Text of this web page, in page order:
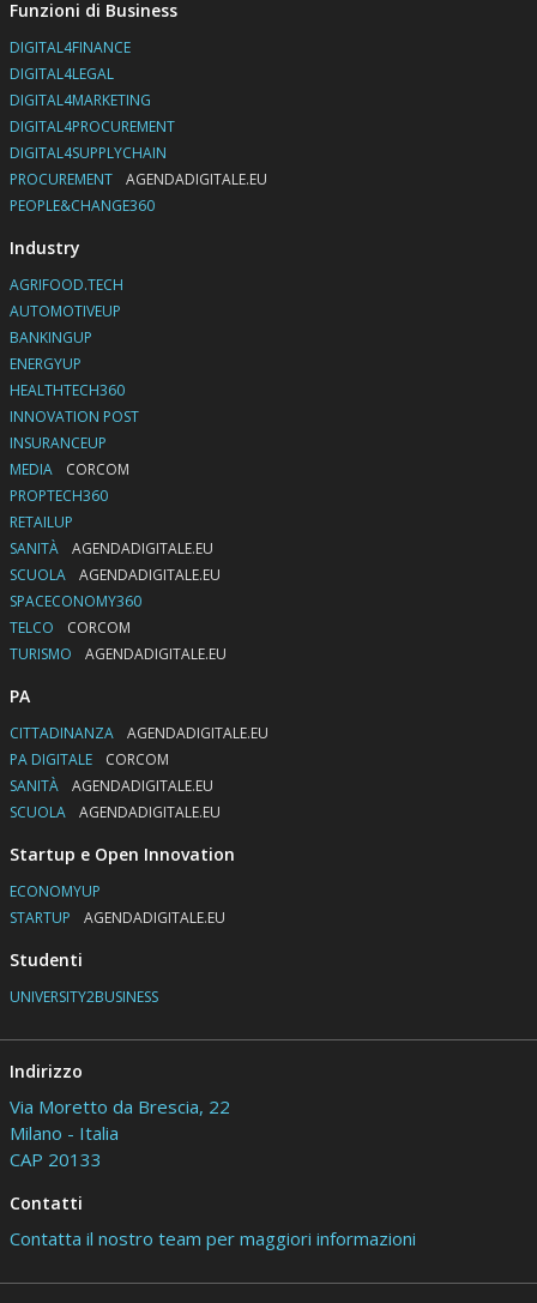
Funzioni di Business
DIGITAL4FINANCE
DIGITAL4LEGAL
DIGITAL4MARKETING
DIGITAL4PROCUREMENT
DIGITAL4SUPPLYCHAIN
PROCUREMENT
AGENDADIGITALE.EU
PEOPLE&CHANGE360
Industry
AGRIFOOD.TECH
AUTOMOTIVEUP
BANKINGUP
ENERGYUP
HEALTHTECH360
INNOVATION POST
INSURANCEUP
MEDIA
CORCOM
PROPTECH360
RETAILUP
SANITÀ
AGENDADIGITALE.EU
SCUOLA
AGENDADIGITALE.EU
SPACECONOMY360
TELCO
CORCOM
TURISMO
AGENDADIGITALE.EU
PA
CITTADINANZA
AGENDADIGITALE.EU
PA DIGITALE
CORCOM
SANITÀ
AGENDADIGITALE.EU
SCUOLA
AGENDADIGITALE.EU
Startup e Open Innovation
ECONOMYUP
STARTUP
AGENDADIGITALE.EU
Studenti
UNIVERSITY2BUSINESS
Indirizzo
Via Moretto da Brescia, 22
Milano - Italia
CAP 20133
Contatti
Contatta il nostro team per maggiori informazioni